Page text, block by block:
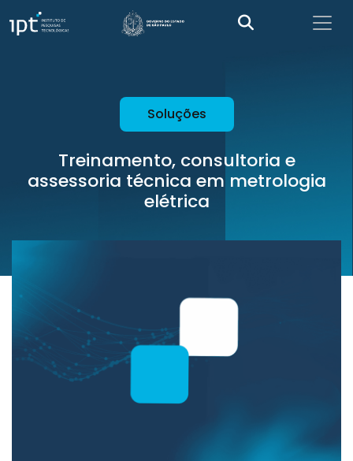
Soluções
Treinamento, consultoria e
assessoria técnica em metrologia
elétrica